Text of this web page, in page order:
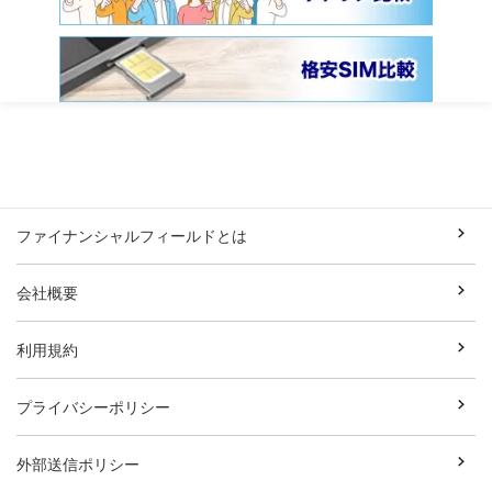
ファイナンシャルフィールドとは
会社概要
利用規約
プライバシーポリシー
外部送信ポリシー